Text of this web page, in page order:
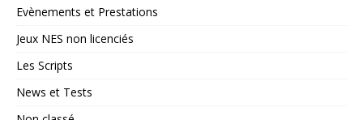
Evènements et Prestations
Jeux NES non licenciés
Les Scripts
News et Tests